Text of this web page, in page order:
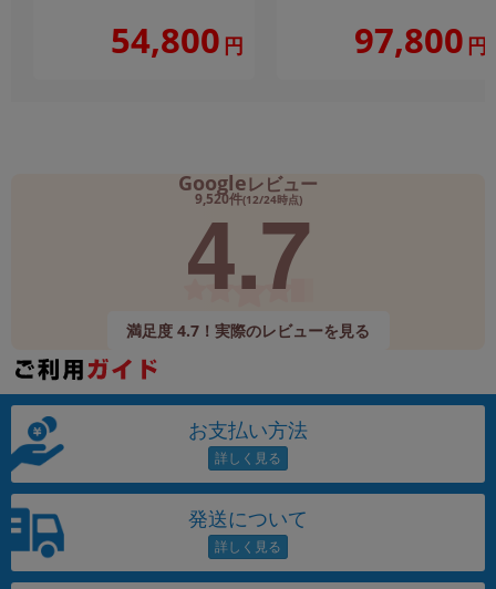
54,800 円 97,800 円
Googleレビュー
9,520件(12/24時点)
4.7
満足度 4.7！実際のレビューを見る
お支払い方法
発送について